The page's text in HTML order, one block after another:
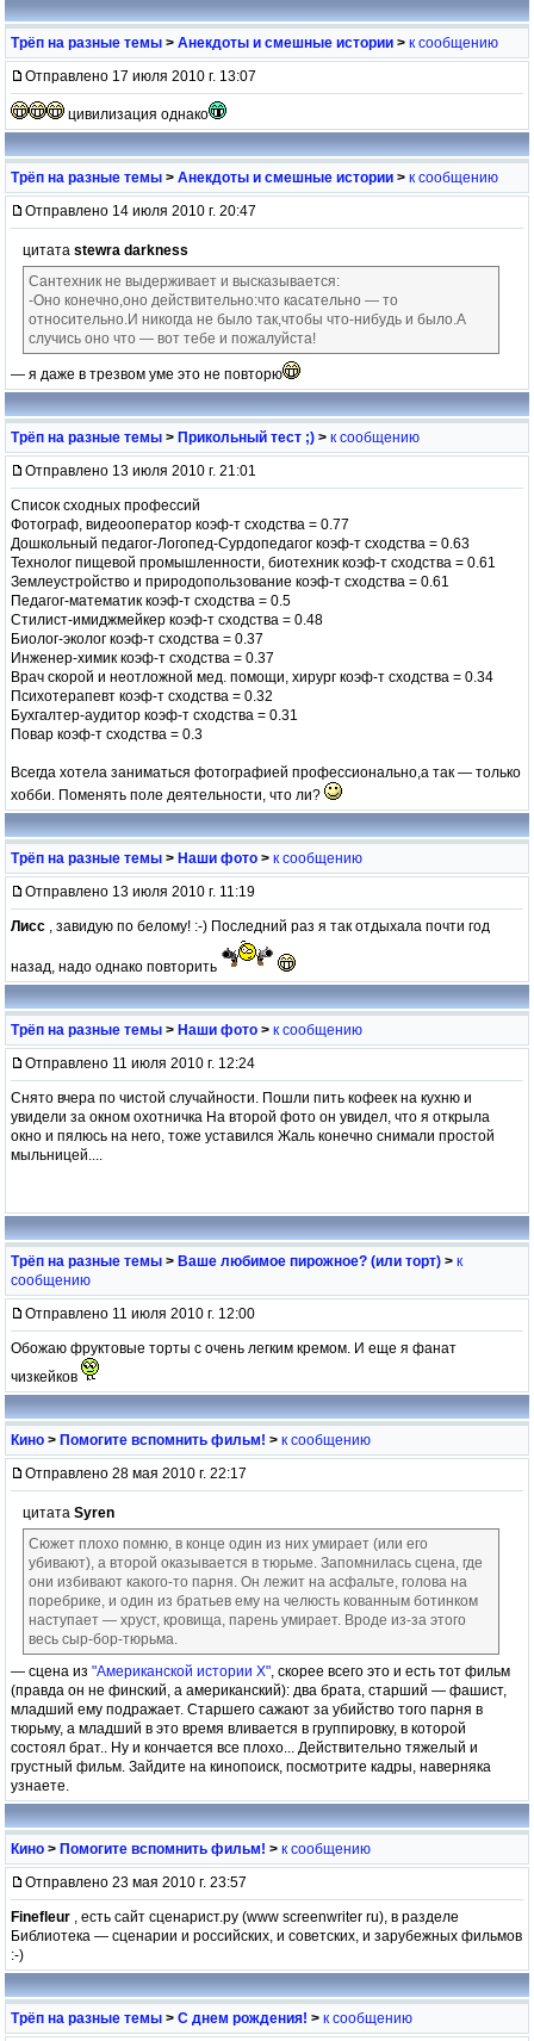
Трёп на разные темы > Анекдоты и смешные истории > к сообщению
Отправлено 17 июля 2010 г. 13:07
цивилизация однако
Трёп на разные темы > Анекдоты и смешные истории > к сообщению
Отправлено 14 июля 2010 г. 20:47
цитата stewra darkness
Сантехник не выдерживает и высказывается:
-Оно конечно,оно действительно:что касательно — то
относительно.И никогда не было так,чтобы что-нибудь и было.А
случись оно что — вот тебе и пожалуйста!
— я даже в трезвом уме это не повторю
Трёп на разные темы > Прикольный тест ;) > к сообщению
Отправлено 13 июля 2010 г. 21:01
Список сходных профессий
Фотограф, видеооператор коэф-т сходства = 0.77
Дошкольный педагог-Логопед-Сурдопедагог коэф-т сходства = 0.63
Технолог пищевой промышленности, биотехник коэф-т сходства = 0.61
Землеустройство и природопользование коэф-т сходства = 0.61
Педагог-математик коэф-т сходства = 0.5
Стилист-имиджмейкер коэф-т сходства = 0.48
Биолог-эколог коэф-т сходства = 0.37
Инженер-химик коэф-т сходства = 0.37
Врач скорой и неотложной мед. помощи, хирург коэф-т сходства = 0.34
Психотерапевт коэф-т сходства = 0.32
Бухгалтер-аудитор коэф-т сходства = 0.31
Повар коэф-т сходства = 0.3
Всегда хотела заниматься фотографией профессионально,а так — только
хобби. Поменять поле деятельности, что ли?
Трёп на разные темы > Наши фото > к сообщению
Отправлено 13 июля 2010 г. 11:19
Лисс , завидую по белому! :-) Последний раз я так отдыхала почти год
назад, надо однако повторить
Трёп на разные темы > Наши фото > к сообщению
Отправлено 11 июля 2010 г. 12:24
Снято вчера по чистой случайности. Пошли пить кофеек на кухню и
увидели за окном охотничка На второй фото он увидел, что я открыла
окно и пялюсь на него, тоже уставился Жаль конечно снимали простой
мыльницей....
Трёп на разные темы > Ваше любимое пирожное? (или торт) > к
сообщению
Отправлено 11 июля 2010 г. 12:00
Обожаю фруктовые торты с очень легким кремом. И еще я фанат
чизкейков
Кино > Помогите вспомнить фильм! > к сообщению
Отправлено 28 мая 2010 г. 22:17
цитата Syren
Сюжет плохо помню, в конце один из них умирает (или его
убивают), а второй оказывается в тюрьме. Запомнилась сцена, где
они избивают какого-то парня. Он лежит на асфальте, голова на
поребрике, и один из братьев ему на челюсть кованным ботинком
наступает — хруст, кровища, парень умирает. Вроде из-за этого
весь сыр-бор-тюрьма.
— сцена из "Американской истории Х", скорее всего это и есть тот фильм
(правда он не финский, а американский): два брата, старший — фашист,
младший ему подражает. Старшего сажают за убийство того парня в
тюрьму, а младший в это время вливается в группировку, в которой
состоял брат.. Ну и кончается все плохо... Действительно тяжелый и
грустный фильм. Зайдите на кинопоиск, посмотрите кадры, наверняка
узнаете.
Кино > Помогите вспомнить фильм! > к сообщению
Отправлено 23 мая 2010 г. 23:57
Finefleur , есть сайт сценарист.ру (www screenwriter ru), в разделе
Библиотека — сценарии и российских, и советских, и зарубежных фильмов
:-)
Трёп на разные темы > С днем рождения! > к сообщению